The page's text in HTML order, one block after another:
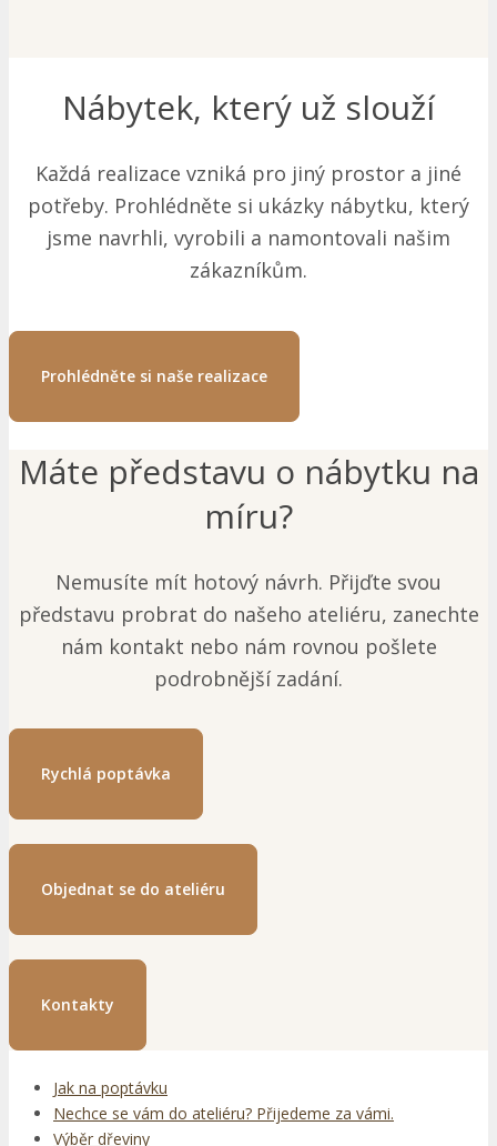
Nábytek, který už slouží
Každá realizace vzniká pro jiný prostor a jiné
potřeby. Prohlédněte si ukázky nábytku, který
jsme navrhli, vyrobili a namontovali našim
zákazníkům.
Prohlédněte si naše realizace
Máte představu o nábytku na
míru?
Nemusíte mít hotový návrh. Přijďte svou
představu probrat do našeho ateliéru, zanechte
nám kontakt nebo nám rovnou pošlete
podrobnější zadání.
Rychlá poptávka
Objednat se do ateliéru
Kontakty
Jak na poptávku
Nechce se vám do ateliéru? Přijedeme za vámi.
Výběr dřeviny